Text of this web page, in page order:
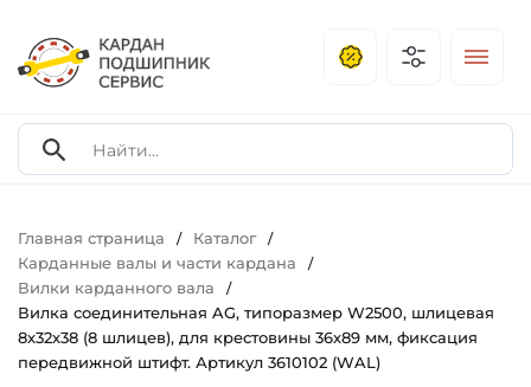
Главная страница / Каталог /
Карданные валы и части кардана /
Вилки карданного вала /
Вилка соединительная AG, типоразмер W2500, шлицевая
8х32х38 (8 шлицев), для крестовины 36х89 мм, фиксация
передвижной штифт. Артикул 3610102 (WAL)